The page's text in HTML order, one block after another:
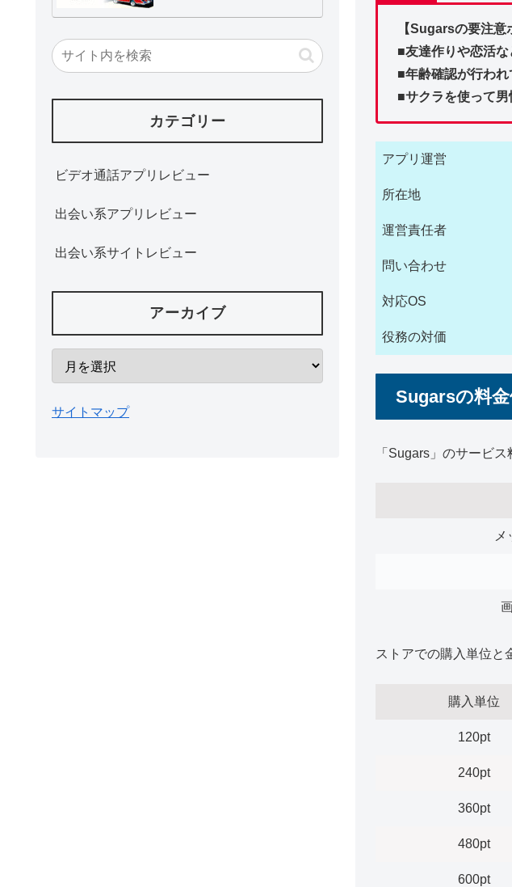
【Sugarsの要注意
■友達作りや恋活
■年齢確認が行わ
■サクラを使って
アプリ運営
所在地
運営責任者
問い合わせ
対応OS
役務の対価
Sugarsの料
「Sugars」のサービ
ストアでの購入単位と
購入単位
120pt
240pt
360pt
480pt
600pt
カテゴリー
ビデオ通話アプリレビュー
出会い系アプリレビュー
出会い系サイトレビュー
アーカイブ
サイトマップ